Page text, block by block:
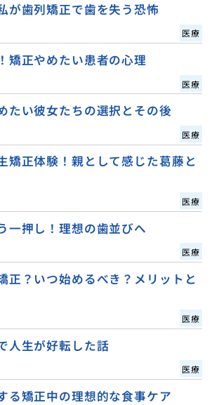
が歯列矯正で歯を失う恐怖
医療
矯正やめたい患者の心理
医療
たい彼女たちの選択とその後
医療
矯正体験！親として感じた葛藤と
医療
一押し！理想の歯並びへ
医療
正？いつ始めるべき？メリットと
医療
人生が好転した話
医療
る矯正中の理想的な食事ケア